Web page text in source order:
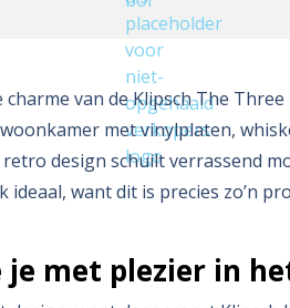
charme van de Klipsch The
met vinylplaten,
design schuilt verrassend
want dit is precies zo’n
je met plezier in